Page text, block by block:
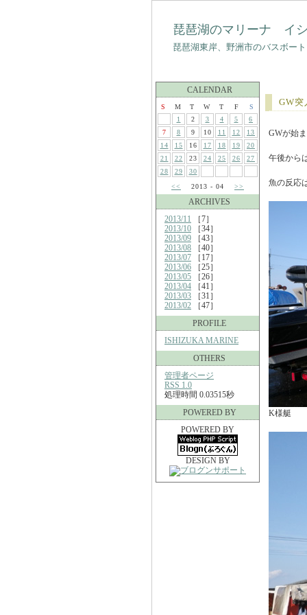
琵琶湖のマリーナ イ
琵琶湖東岸、野洲市のバスボー
CALENDAR
S M T W T F
S
1
2 3 4 5
6
7
8 9 10 11 12
13
14
15 16 17 18 19
20
21
22 23 24 25 26
27
28
29
30
<<
2013 - 04 >>
ARCHIVES
2013/11 ［7］
2013/10 ［34］
2013/09 ［43］
2013/08 ［40］
2013/07 ［17］
2013/06 ［25］
2013/05 ［26］
2013/04 ［41］
2013/03 ［31］
2013/02 ［47］
PROFILE
ISHIZUKA MARINE
OTHERS
管理者ページ
RSS 1.0
処理時間 0.03515秒
POWERED BY
POWERED BY
DESIGN BY
GW突
GWが始
午後から
魚の反応
K様艇